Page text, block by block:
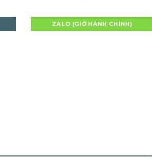
ZALO (GIỜ HÀNH CHÍNH)